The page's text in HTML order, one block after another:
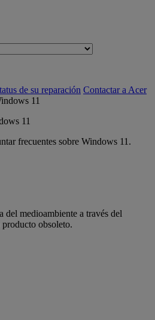
de su reparación Contactar a Acer
11
frecuentes sobre Windows 11.
del medioambiente a través del
obsoleto.